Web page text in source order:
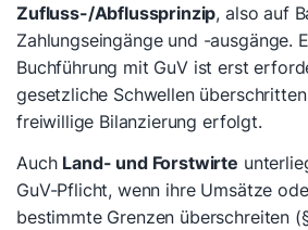
Zufluss-/Abflussprinzip, also auf
Zahlungseingänge und -ausgänge.
Buchführung mit GuV ist erst
gesetzliche Schwellen
freiwillige Bilanzierung erfolgt.
Auch Land- und Forstwirte
GuV-Pflicht, wenn ihre Umsätze
bestimmte Grenzen überschreiten